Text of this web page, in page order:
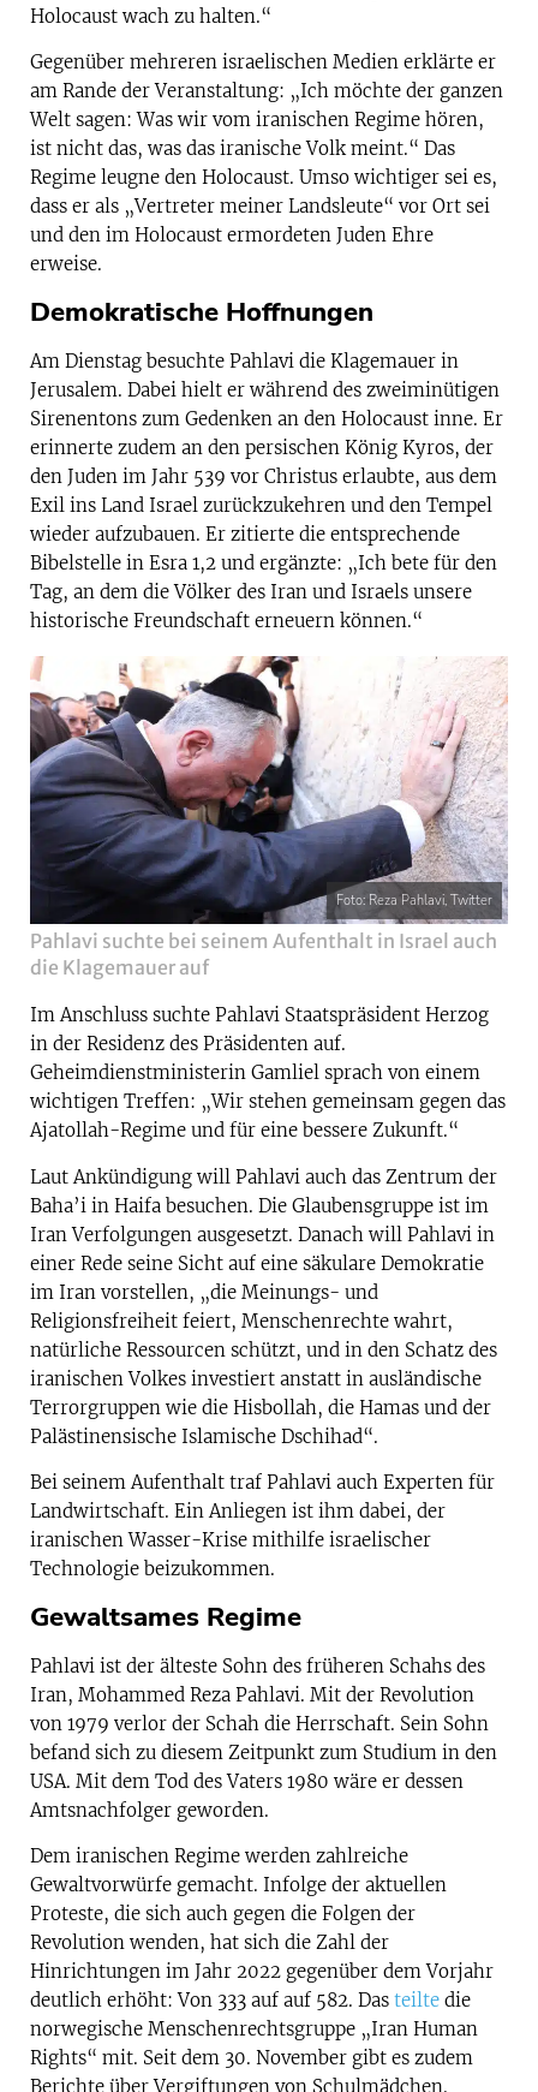
Holocaust wach zu halten.“
Gegenüber mehreren israelischen Medien erklärte er
am Rande der Veranstaltung: „Ich möchte der ganzen
Welt sagen: Was wir vom iranischen Regime hören,
ist nicht das, was das iranische Volk meint.“ Das
Regime leugne den Holocaust. Umso wichtiger sei es,
dass er als „Vertreter meiner Landsleute“ vor Ort sei
und den im Holocaust ermordeten Juden Ehre
erweise.
Demokratische Hoffnungen
Am Dienstag besuchte Pahlavi die Klagemauer in
Jerusalem. Dabei hielt er während des zweiminütigen
Sirenentons zum Gedenken an den Holocaust inne. Er
erinnerte zudem an den persischen König Kyros, der
den Juden im Jahr 539 vor Christus erlaubte, aus dem
Exil ins Land Israel zurückzukehren und den Tempel
wieder aufzubauen. Er zitierte die entsprechende
Bibelstelle in Esra 1,2 und ergänzte: „Ich bete für den
Tag, an dem die Völker des Iran und Israels unsere
historische Freundschaft erneuern können.“
Foto: Reza Pahlavi, Twitter
Pahlavi suchte bei seinem Aufenthalt in Israel auch
die Klagemauer auf
Im Anschluss suchte Pahlavi Staatspräsident Herzog
in der Residenz des Präsidenten auf.
Geheimdienstministerin Gamliel sprach von einem
wichtigen Treffen: „Wir stehen gemeinsam gegen das
Ajatollah-Regime und für eine bessere Zukunft.“
Laut Ankündigung will Pahlavi auch das Zentrum der
Baha’i in Haifa besuchen. Die Glaubensgruppe ist im
Iran Verfolgungen ausgesetzt. Danach will Pahlavi in
einer Rede seine Sicht auf eine säkulare Demokratie
im Iran vorstellen, „die Meinungs- und
Religionsfreiheit feiert, Menschenrechte wahrt,
natürliche Ressourcen schützt, und in den Schatz des
iranischen Volkes investiert anstatt in ausländische
Terrorgruppen wie die Hisbollah, die Hamas und der
Palästinensische Islamische Dschihad“.
Bei seinem Aufenthalt traf Pahlavi auch Experten für
Landwirtschaft. Ein Anliegen ist ihm dabei, der
iranischen Wasser-Krise mithilfe israelischer
Technologie beizukommen.
Gewaltsames Regime
Pahlavi ist der älteste Sohn des früheren Schahs des
Iran, Mohammed Reza Pahlavi. Mit der Revolution
von 1979 verlor der Schah die Herrschaft. Sein Sohn
befand sich zu diesem Zeitpunkt zum Studium in den
USA. Mit dem Tod des Vaters 1980 wäre er dessen
Amtsnachfolger geworden.
Dem iranischen Regime werden zahlreiche
Gewaltvorwürfe gemacht. Infolge der aktuellen
Proteste, die sich auch gegen die Folgen der
Revolution wenden, hat sich die Zahl der
Hinrichtungen im Jahr 2022 gegenüber dem Vorjahr
deutlich erhöht: Von 333 auf auf 582. Das teilte die
norwegische Menschenrechtsgruppe „Iran Human
Rights“ mit. Seit dem 30. November gibt es zudem
Berichte über Vergiftungen von Schulmädchen.